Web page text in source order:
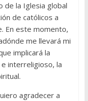
de la Iglesia global
de católicos a
En este momento,
me llevará mi
implicará la
interreligioso, la
agradecer a